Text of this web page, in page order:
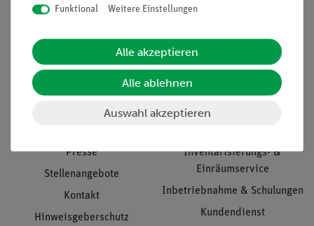
Informationen
Unternehmen
Presse
Stellenangebote
Kontakt
Hinweisgeberschutz
Service
Übersicht Service
Inventarisierungs- &
Einräumservice
Inbetriebnahme & Schulungen
Kundendienst
Funktional Weitere Einstellungen
Alle akzeptieren
Alle ablehnen
Auswahl akzeptieren